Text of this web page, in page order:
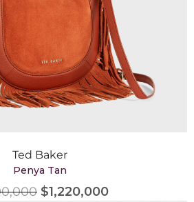
Ted Baker
Penya Tan
$1,220,000